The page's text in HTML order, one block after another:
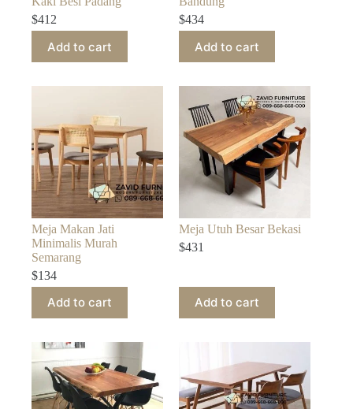
$412
Add to cart
$434
Add to cart
Meja Makan Jati
Minimalis Murah
Semarang
$134
Add to cart
Meja Utuh Besar Bekasi
$431
Add to cart